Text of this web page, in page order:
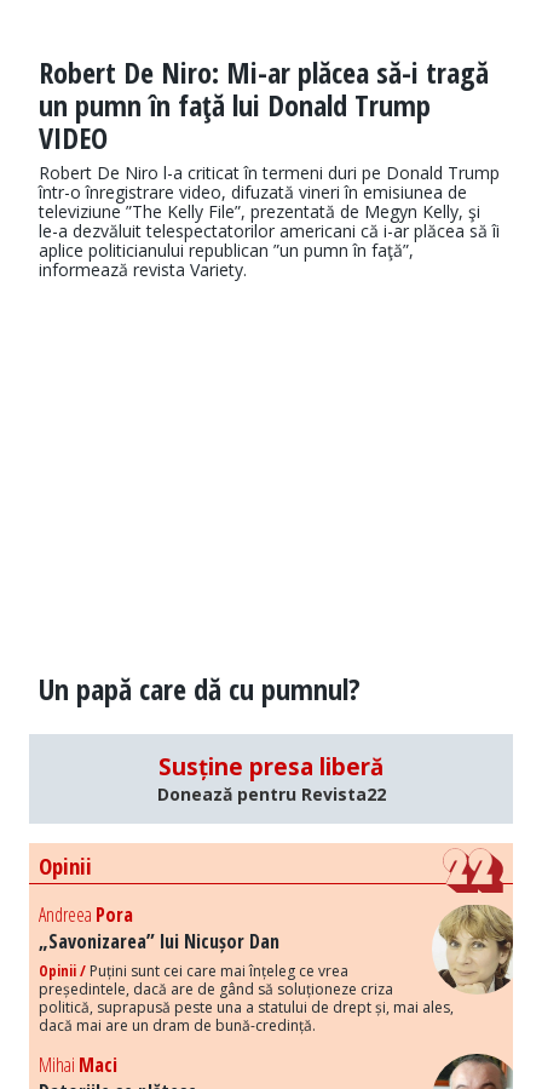
Robert De Niro: Mi-ar plăcea să-i tragă
un pumn în faţă lui Donald Trump
VIDEO
Robert De Niro l-a criticat în termeni duri pe Donald Trump
într-o înregistrare video, difuzată vineri în emisiunea de
televiziune ”The Kelly File”, prezentată de Megyn Kelly, şi
le-a dezvăluit telespectatorilor americani că i-ar plăcea să îi
aplice politicianului republican ”un pumn în faţă”,
informează revista Variety.
Un papă care dă cu pumnul?
Susține presa liberă
Donează pentru Revista22
Opinii
Andreea Pora
„Savonizarea” lui Nicușor Dan
Opinii / Puțini sunt cei care mai înțeleg ce vrea
președintele, dacă are de gând să soluționeze criza
politică, suprapusă peste una a statului de drept și, mai ales,
dacă mai are un dram de bună-credință.
Mihai Maci